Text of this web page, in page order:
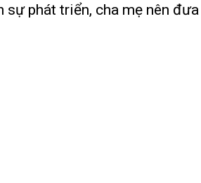
phát triển, cha mẹ nên